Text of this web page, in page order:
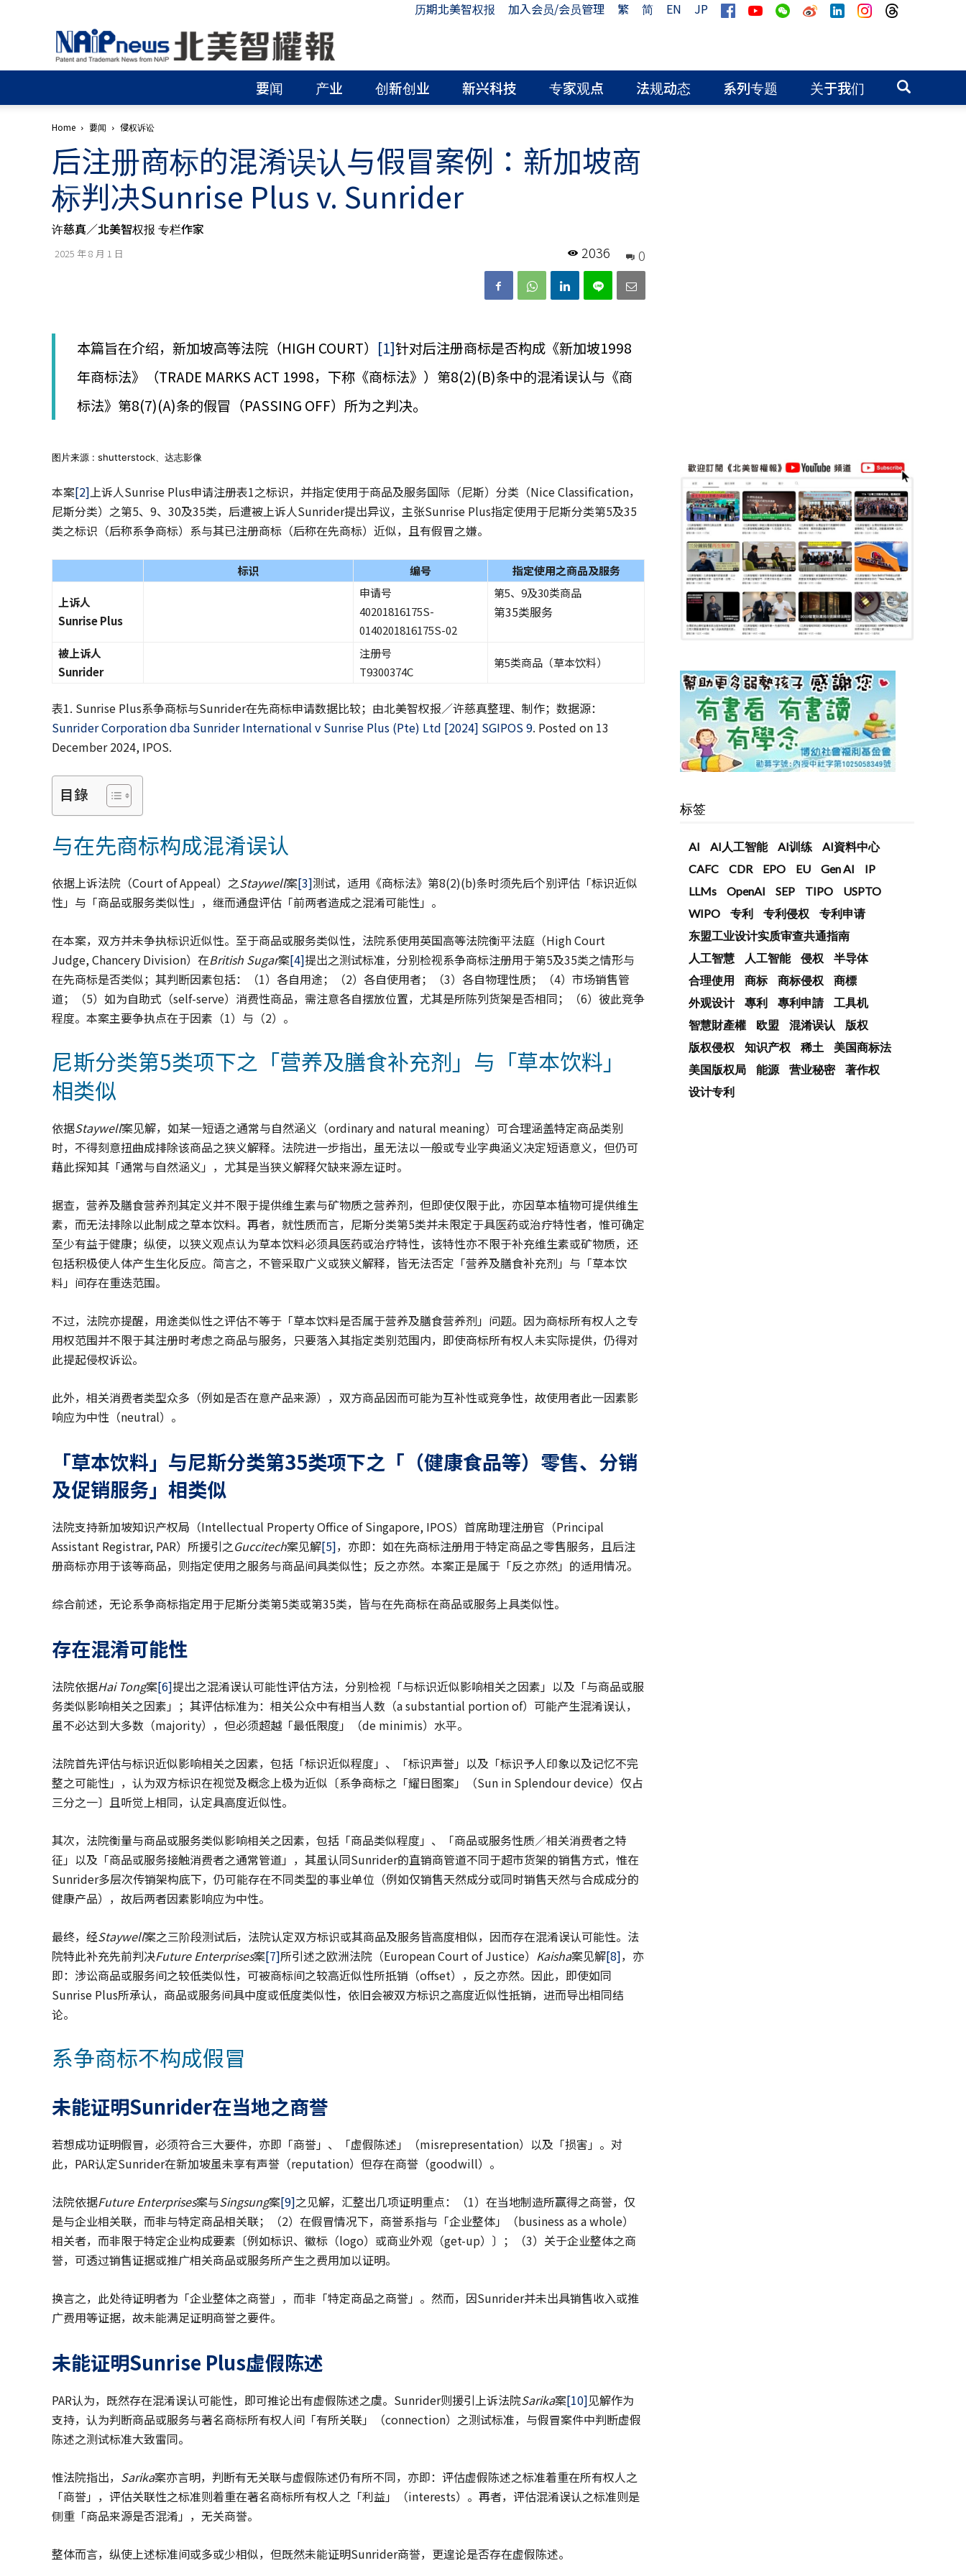
历期北美智权报 加入会员/会员管理 繁 简 EN
JP
北
美
智
權
│
申
請
│
商
標
申
請
智
財
權
問
利
佈
│
美
國
專
要闻 产业 创新创业 新兴科技 专家观点 法规动态 系列专题 关于我们
Home 要闻 侵权诉讼
后注册商标的混淆误认与假冒案例：新加坡商
标判决Sunrise Plus v. Sunrider
许慈真／北美智权报 专栏作家
2025 年 8 月 1 日 0
2036
本篇旨在介绍，新加坡高等法院（HIGH COURT） [1]针对后注册商标是否构成《新加坡1998
年商标法》（TRADE MARKS ACT 1998，下称《商标法》）第8(2)(B)条中的混淆误认与《商
标法》第8(7)(A)条的假冒（PASSING OFF）所为之判决。
图片来源 : shutterstock、达志影像
本案[2]上诉人Sunrise Plus申请注册表1之标识，并指定使用于商品及服务国际（尼斯）分类（Nice Classification，
尼斯分类）之第5、9、30及35类，后遭被上诉人Sunrider提出异议，主张Sunrise Plus指定使用于尼斯分类第5及35
类之标识（后称系争商标）系与其已注册商标（后称在先商标）近似，且有假冒之嫌。
标识 编号 指定使用之商品及服务
上诉人
Sunrise Plus
申请号
40201816175S-
0140201816175S-02
第5、9及30类商品
第35类服务
被上诉人
Sunrider
注册号
T9300374C
第5类商品（草本饮料）
表1. Sunrise Plus系争商标与Sunrider在先商标申请数据比较；由北美智权报／许慈真整理、制作；数据源：
Sunrider Corporation dba Sunrider International v Sunrise Plus (Pte) Ltd [2024] SGIPOS 9. Posted on 13
December 2024, IPOS.
目錄
与在先商标构成混淆误认
依据上诉法院（Court of Appeal）之Staywell案[3]测试，适用《商标法》第8(2)(b)条时须先后个别评估「标识近似
性」与「商品或服务类似性」，继而通盘评估「前两者造成之混淆可能性」。
在本案，双方并未争执标识近似性。至于商品或服务类似性，法院系使用英国高等法院衡平法庭（High Court
Judge, Chancery Division）在British Sugar案[4]提出之测试标准，分别检视系争商标注册用于第5及35类之情形与
在先商标是否类似；其判断因素包括：（1）各自用途；（2）各自使用者；（3）各自物理性质；（4）市场销售管
道；（5）如为自助式（self-serve）消费性商品，需注意各自摆放位置，尤其是所陈列货架是否相同；（6）彼此竞争
程度。本案主要争执点在于因素（1）与（2）。
尼斯分类第5类项下之「营养及膳食补充剂」与「草本饮料」
相类似
依据Staywell案见解，如某一短语之通常与自然涵义（ordinary and natural meaning）可合理涵盖特定商品类别
时，不得刻意扭曲成排除该商品之狭义解释。法院进一步指出，虽无法以一般或专业字典涵义决定短语意义，但仍可
藉此探知其「通常与自然涵义」，尤其是当狭义解释欠缺来源左证时。
据查，营养及膳食营养剂其定义并不限于提供维生素与矿物质之营养剂，但即使仅限于此，亦因草本植物可提供维生
素，而无法排除以此制成之草本饮料。再者，就性质而言，尼斯分类第5类并未限定于具医药或治疗特性者，惟可确定
至少有益于健康；纵使，以狭义观点认为草本饮料必须具医药或治疗特性，该特性亦不限于补充维生素或矿物质，还
包括积极使人体产生生化反应。简言之，不管采取广义或狭义解释，皆无法否定「营养及膳食补充剂」与「草本饮
料」间存在重迭范围。
不过，法院亦提醒，用途类似性之评估不等于「草本饮料是否属于营养及膳食营养剂」问题。因为商标所有权人之专
用权范围并不限于其注册时考虑之商品与服务，只要落入其指定类别范围内，即使商标所有权人未实际提供，仍得对
此提起侵权诉讼。
此外，相关消费者类型众多（例如是否在意产品来源），双方商品因而可能为互补性或竞争性，故使用者此一因素影
响应为中性（neutral）。
「草本饮料」与尼斯分类第35类项下之「（健康食品等）零售、分销
及促销服务」相类似
法院支持新加坡知识产权局（Intellectual Property Office of Singapore, IPOS）首席助理注册官（Principal
Assistant Registrar, PAR）所援引之Guccitech案见解[5]，亦即：如在先商标注册用于特定商品之零售服务，且后注
册商标亦用于该等商品，则指定使用之服务与商品间具类似性；反之亦然。本案正是属于「反之亦然」的适用情况。
综合前述，无论系争商标指定用于尼斯分类第5类或第35类，皆与在先商标在商品或服务上具类似性。
存在混淆可能性
法院依据Hai Tong案[6]提出之混淆误认可能性评估方法，分别检视「与标识近似影响相关之因素」以及「与商品或服
务类似影响相关之因素」；其评估标准为：相关公众中有相当人数（a substantial portion of）可能产生混淆误认，
虽不必达到大多数（majority），但必须超越「最低限度」（de minimis）水平。
法院首先评估与标识近似影响相关之因素，包括「标识近似程度」、「标识声誉」以及「标识予人印象以及记忆不完
整之可能性」，认为双方标识在视觉及概念上极为近似〔系争商标之「耀日图案」（Sun in Splendour device）仅占
三分之一〕且听觉上相同，认定具高度近似性。
其次，法院衡量与商品或服务类似影响相关之因素，包括「商品类似程度」、「商品或服务性质／相关消费者之特
征」以及「商品或服务接触消费者之通常管道」，其虽认同Sunrider的直销商管道不同于超市货架的销售方式，惟在
Sunrider多层次传销架构底下，仍可能存在不同类型的事业单位（例如仅销售天然成分或同时销售天然与合成成分的
健康产品），故后两者因素影响应为中性。
最终，经Staywell案之三阶段测试后，法院认定双方标识或其商品及服务皆高度相似，因而存在混淆误认可能性。法
院特此补充先前判决Future Enterprises案[7]所引述之欧洲法院（European Court of Justice） Kaisha案见解[8]，亦
即：涉讼商品或服务间之较低类似性，可被商标间之较高近似性所抵销（offset），反之亦然。因此，即使如同
Sunrise Plus所承认，商品或服务间具中度或低度类似性，依旧会被双方标识之高度近似性抵销，进而导出相同结
论。
系争商标不构成假冒
未能证明Sunrider在当地之商誉
若想成功证明假冒，必须符合三大要件，亦即「商誉」、「虚假陈述」（misrepresentation）以及「损害」。对
此，PAR认定Sunrider在新加坡虽未享有声誉（reputation）但存在商誉（goodwill）。
法院依据Future Enterprises案与Singsung案[9]之见解，汇整出几项证明重点：（1）在当地制造所赢得之商誉，仅
是与企业相关联，而非与特定商品相关联；（2）在假冒情况下，商誉系指与「企业整体」（business as a whole）
相关者，而非限于特定企业构成要素〔例如标识、徽标（logo）或商业外观（get-up）〕；（3）关于企业整体之商
誉，可透过销售证据或推广相关商品或服务所产生之费用加以证明。
换言之，此处待证明者为「企业整体之商誉」，而非「特定商品之商誉」。然而，因Sunrider并未出具销售收入或推
广费用等证据，故未能满足证明商誉之要件。
未能证明Sunrise Plus虚假陈述
PAR认为，既然存在混淆误认可能性，即可推论出有虚假陈述之虞。Sunrider则援引上诉法院Sarika案[10]见解作为
支持，认为判断商品或服务与著名商标所有权人间「有所关联」（connection）之测试标准，与假冒案件中判断虚假
陈述之测试标准大致雷同。
惟法院指出， Sarika案亦言明，判断有无关联与虚假陈述仍有所不同，亦即：评估虚假陈述之标准着重在所有权人之
「商誉」，评估关联性之标准则着重在著名商标所有权人之「利益」（interests）。再者，评估混淆误认之标准则是
侧重「商品来源是否混淆」，无关商誉。
整体而言，纵使上述标准间或多或少相似，但既然未能证明Sunrider商誉，更遑论是否存在虚假陈述。
标签
AI AI人工智能 AI训练
AI資料中心
CAFC
CDR EPO EU Gen AI
IP
LLMs
OpenAI SEP TIPO
USPTO
WIPO
专利 专利侵权
专利申请
东盟工业设计实质审查共通指南
人工智慧
人工智能 侵权
半导体
合理使用
商标 商标侵权
商標
外观设计
專利 專利申請
工具机
智慧財產權
欧盟 混淆误认
版权
版权侵权
知识产权 稀土
美国商标法
美国版权局
能源 营业秘密
著作权
设计专利